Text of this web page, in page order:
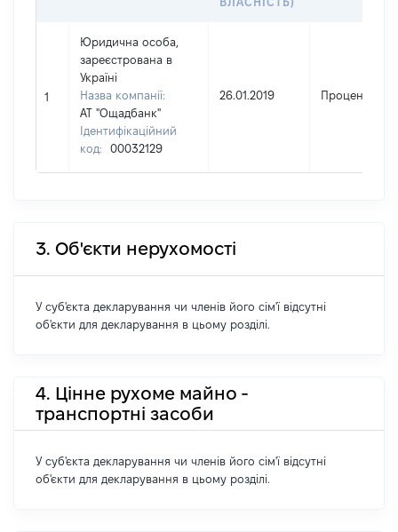
1
Юридична особа,
зареєстрована в
Україні
Назва компанії:
АТ "Ощадбанк"
Ідентифікаційний
код:
00032129
26.01.2019 Проценти
3. Об'єкти нерухомості
У суб'єкта декларування чи членів його сім'ї відсутні
об'єкти для декларування в цьому розділі.
4. Цінне рухоме майно -
транспортні засоби
У суб'єкта декларування чи членів його сім'ї відсутні
об'єкти для декларування в цьому розділі.